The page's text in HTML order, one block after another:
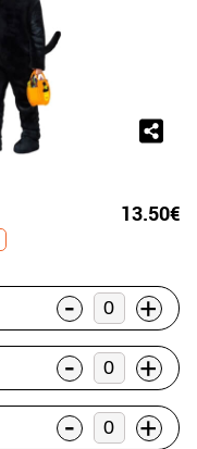
13.50€
- +
- +
- +